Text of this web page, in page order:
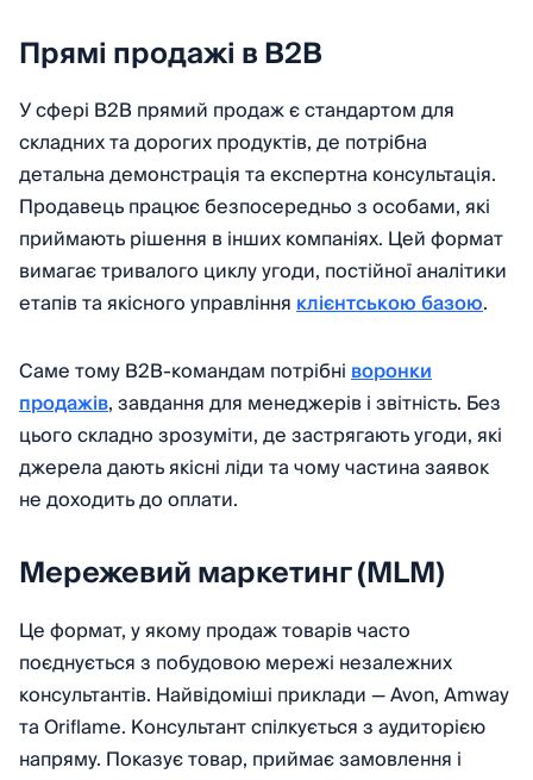
Прямі продажі в B2B
У сфері B2B прямий продаж є стандартом для
складних та дорогих продуктів, де потрібна
детальна демонстрація та експертна консультація.
Продавець працює безпосередньо з особами, які
приймають рішення в інших компаніях. Цей формат
вимагає тривалого циклу угоди, постійної аналітики
етапів та якісного управлінняклієнтською базою.
Саме тому B2B-командам потрібніворонки
продажів, завдання для менеджерів і звітність. Без
цього складно зрозуміти, де застрягають угоди, які
джерела дають якісні ліди та чому частина заявок
не доходить до оплати.
Мережевий маркетинг (MLM)
Це формат, у якому продаж товарів часто
поєднується з побудовою мережі незалежних
консультантів. Найвідоміші приклади — Avon, Amway
та Oriflame. Консультант спілкується з аудиторією
напряму. Показує товар, приймає замовлення і